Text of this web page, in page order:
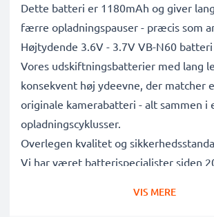
Dette batteri er 1180mAh og giver
færre opladningspauser - præcis som
Højtydende 3.6V - 3.7V VB-N60 batteri
Vores udskiftningsbatterier med lang
konsekvent høj ydeevne, der matcher
originale kamerabatteri - alt sammen i
opladningscyklusser.
Overlegen kvalitet og
Vi har været batterispecialister siden
VIS MERE